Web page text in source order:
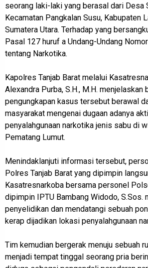
seorang laki-laki yang berasal dari Desa
Kecamatan Pangkalan Susu, Kabupaten
Sumatera Utara. Terhadap yang
Pasal 127 huruf a Undang-Undang
tentang Narkotika.
Kapolres Tanjab Barat melalui
Alexandra Purba, S.H., M.H. menjelaskan
pengungkapan kasus tersebut berawal
masyarakat mengenai dugaan adanya
penyalahgunaan narkotika jenis sabu di
Pematang Lumut.
Menindaklanjuti informasi tersebut,
Polres Tanjab Barat yang dipimpin
Kasatresnarkoba bersama personel
dipimpin IPTU Bambang Widodo, S.Sos.
penyelidikan dan mendatangi sebuah
kerap dijadikan lokasi penyalahgunaan
Tim kemudian bergerak menuju sebuah
menjadi tempat tinggal seorang pria